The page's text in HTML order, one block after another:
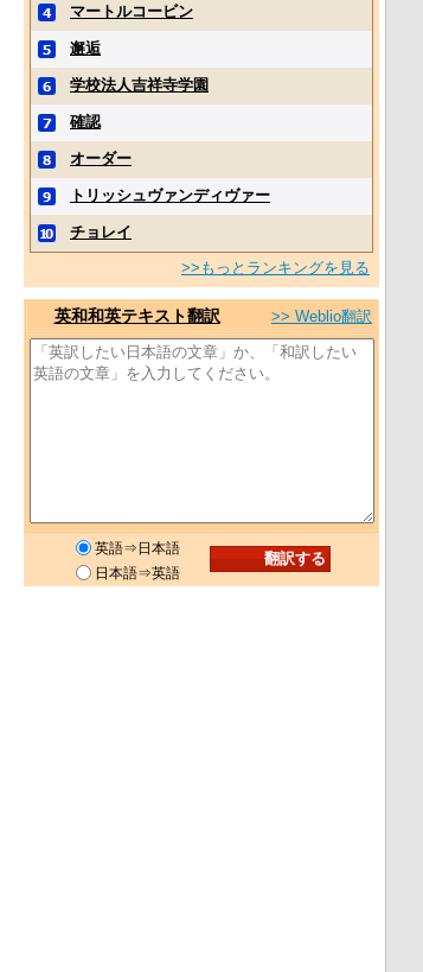
マートルコービン
邂逅
学校法人吉祥寺学園
確認
オーダー
トリッシュヴァンディヴァー
チョレイ
>>もっとランキングを見る
英和和英テキスト翻訳 >> Weblio翻訳
英語⇒日本語
日本語⇒英語